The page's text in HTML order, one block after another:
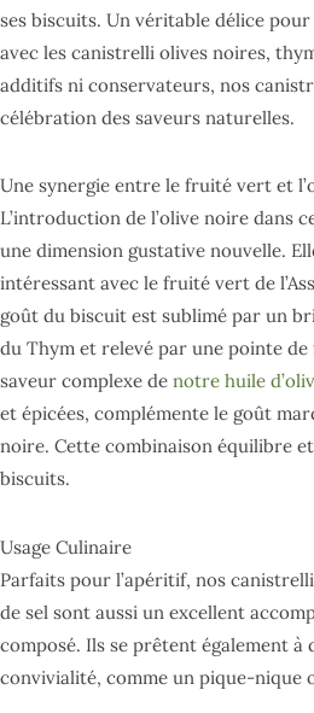
ses biscuits. Un véritable délice
avec les canistrelli olives noires,
additifs ni conservateurs, nos
célébration des saveurs naturelles.
Une synergie entre le fruité vert et
L’introduction de l’olive noire dans
une dimension gustative nouvelle.
intéressant avec le fruité vert de
goût du biscuit est sublimé par un
du Thym et relevé par une pointe
saveur complexe de notre huile
et épicées, complémente le goût
noire. Cette combinaison équilibre
biscuits.
Usage Culinaire
Parfaits pour l’apéritif, nos
de sel sont aussi un excellent
composé. Ils se prêtent également à
convivialité, comme un pique-nique